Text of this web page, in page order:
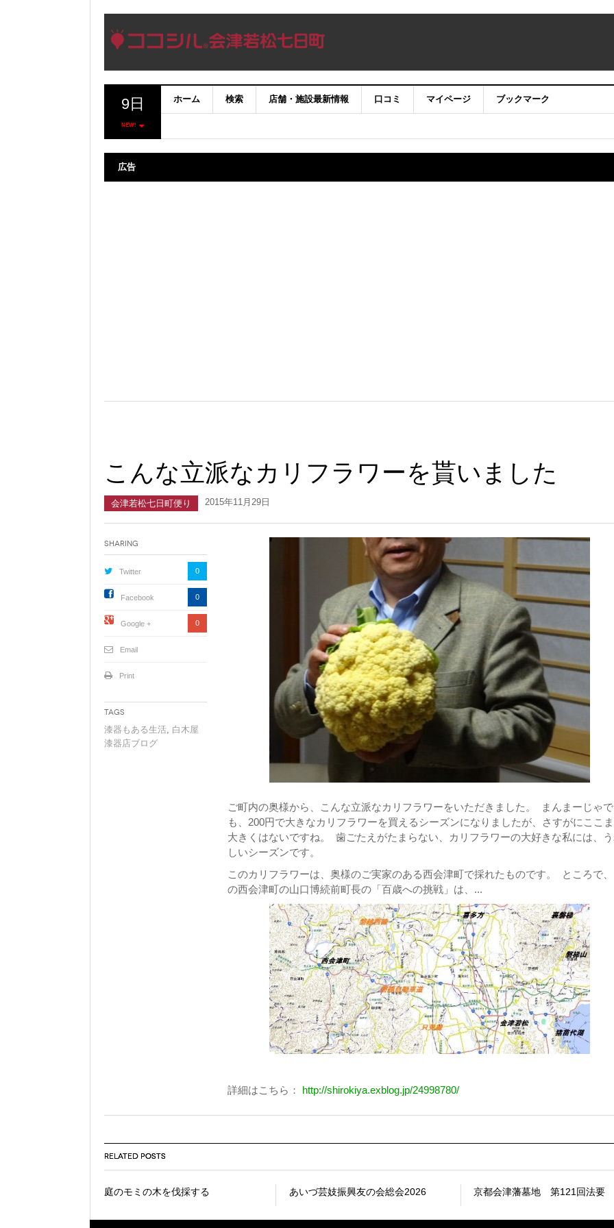
9日
NEW!
ホーム 検索 店舗・施設最新情報 口コミ マイページ ブックマーク
広告
こんな立派なカリフラワーを貰いました
会津若松七日町便り 2015年11月29日
ご町内の奥様から、こんな立派なカリフラワーをいただきました。 まんまーじゃで
も、200円で大きなカリフラワーを買えるシーズンになりましたが、さすがにここ
大きくはないですね。 歯ごたえがたまらない、カリフラワーの大好きな私には、
しいシーズンです。
このカリフラワーは、奥様のご実家のある西会津町で採れたものです。 ところで、
の西会津町の山口博続前町長の「百歳への挑戦」は、...
詳細はこちら： http://shirokiya.exblog.jp/24998780/
Sharing
Twitter 0
Facebook 0
Google + 0
Email
Print
Tags
漆器もある生活, 白木屋
漆器店ブログ
RELATED POSTS
庭のモミの木を伐採する あいづ芸妓振興友の会総会2026 京都会津藩墓地 第121回法要